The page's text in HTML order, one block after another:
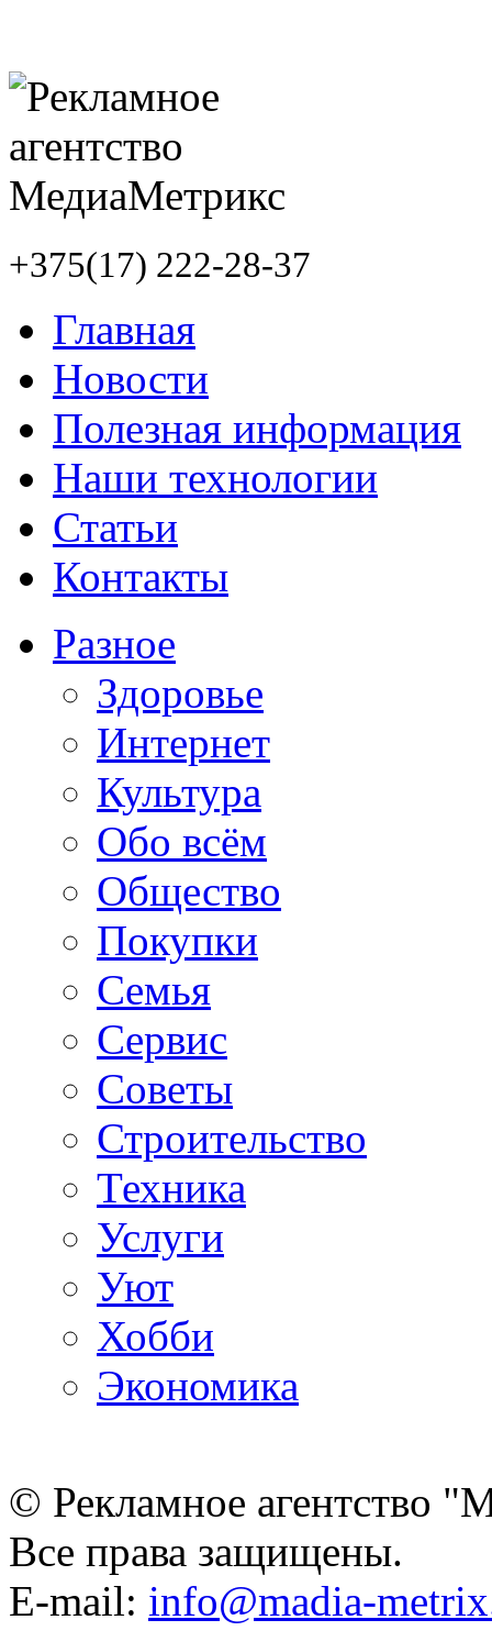
+375(17) 222-28-37
Главная
Новости
Полезная информация
Наши технологии
Статьи
Контакты
Разное
Здоровье
Интернет
Культура
Обо всём
Общество
Покупки
Семья
Сервис
Советы
Строительство
Техника
Услуги
Уют
Хобби
Экономика
© Рекламное агентство
Все права защищены.
E-mail: info@madia-